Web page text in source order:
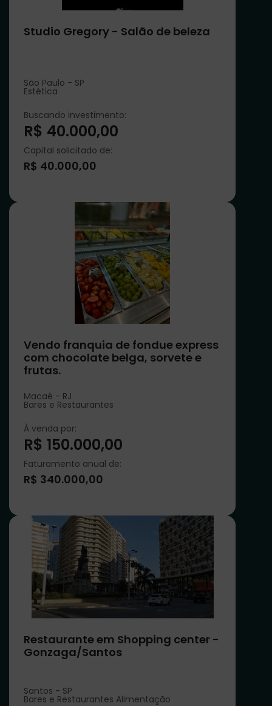
Studio Gregory - Salão de beleza
São Paulo - SP
Estética
Buscando investimento:
R$ 40.000,00
Capital solicitado de:
R$ 40.000,00
Vendo franquia de fondue express
com chocolate belga, sorvete e
frutas.
Macaé - RJ
Bares e Restaurantes
À venda por:
R$ 150.000,00
Faturamento anual de:
R$ 340.000,00
Restaurante em Shopping center -
Gonzaga/Santos
Santos - SP
Bares e Restaurantes Alimentação